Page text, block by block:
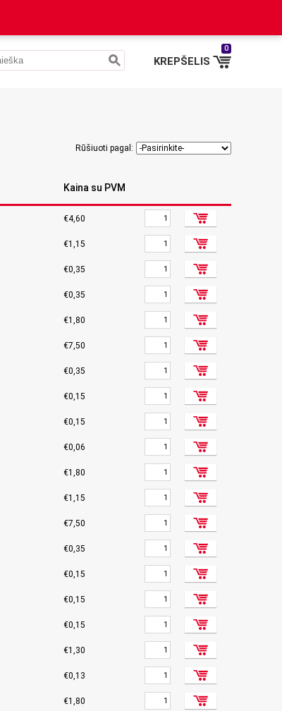
KREPŠELIS
0
Rūšiuoti pagal:
Kaina su PVM
€4,60
€1,15
€0,35
€0,35
€1,80
€7,50
€0,35
€0,15
€0,15
€0,06
€1,80
€1,15
€7,50
€0,35
€0,15
€0,15
€0,15
€1,30
€0,13
€1,80